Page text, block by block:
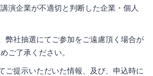
演企業が不適切と判断した企業・個人
弊社抽選にてご参加をご遠慮頂く場合が
ご了承ください。
ご提示いただいた情報、及び、申込時に